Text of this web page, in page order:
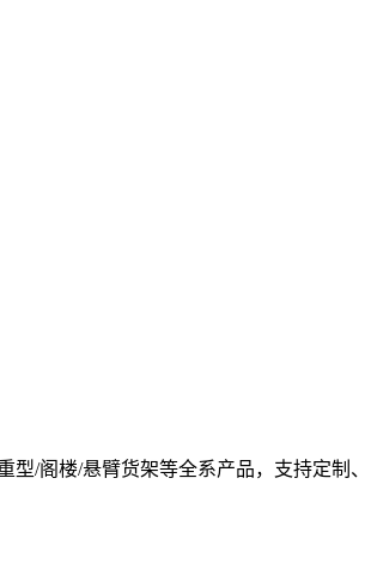
/阁楼/悬臂货架等全系产品，支持定制